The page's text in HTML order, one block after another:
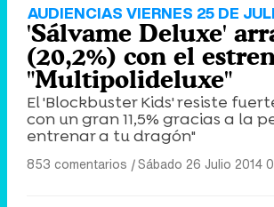
AUDIENCIAS VIERNES 25 DE
'Sálvame Deluxe'
(20,2%) con el
"Multipolideluxe"
El 'Blockbuster Kids' resiste
con un gran 11,5% gracias a la
entrenar a tu dragón"
853 comentarios |Sábado 26 Julio 2014